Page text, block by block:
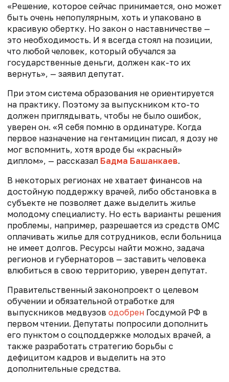
«Решение, которое сейчас принимается, оно может
быть очень непопулярным, хоть и упаковано в
красивую обертку. Но закон о наставничестве —
это необходимость. И я всегда стоял на позиции,
что любой человек, который обучался за
государственные деньги, должен как-то их
вернуть», — заявил депутат.
При этом система образования не ориентируется
на практику. Поэтому за выпускником кто-то
должен приглядывать, чтобы не было ошибок,
уверен он. «Я себя помню в ординатуре. Когда
первое назначение на гентамицин писал, я дозу не
мог вспомнить, хотя вроде бы «красный»
диплом», — рассказал Бадма Башанкаев.
В некоторых регионах не хватает финансов на
достойную поддержку врачей, либо обстановка в
субъекте не позволяет даже выделить жилье
молодому специалисту. Но есть варианты решения
проблемы, например, разрешается из средств ОМС
оплачивать жилье для сотрудников, если больница
не имеет долгов. Ресурсы найти можно, задача
регионов и губернаторов — заставить человека
влюбиться в свою территорию, уверен депутат.
Правительственный законопроект о целевом
обучении и обязательной отработке для
выпускников медвузов одобрен Госдумой РФ в
первом чтении. Депутаты попросили дополнить
его пунктом о соцподдержке молодых врачей, а
также разработать стратегию борьбы с
дефицитом кадров и выделить на это
дополнительные средства.